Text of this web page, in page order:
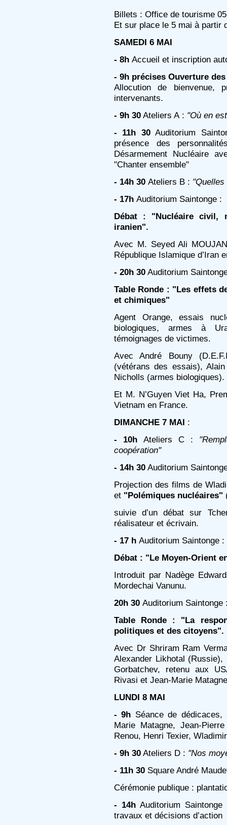
Billets : Office de tourisme
Et sur place le 5 mai à partir
SAMEDI 6 MAI
- 8h Accueil et inscription
- 9h précises Ouverture
Allocution de bienvenue,
intervenants.
- 9h 30 Ateliers A : "Où en
- 11h 30Auditorium
présence des
Désarmement Nucléaire
"Chanter ensemble"
- 14h 30 Ateliers B :
- 17h Auditorium Saintonge :
Débat : "Nucléaire civil,
iranien".
Avec M. Seyed Ali
République Islamique d’Iran
- 20h 30 Auditorium
Table Ronde : "Les effets
et chimiques"
Agent Orange, essais
biologiques, armes à
témoignages de victimes.
Avec André Bouny
(vétérans des essais),
Nicholls (armes biologiques).
Et M. N’Guyen Viet Ha,
Vietnam en France.
DIMANCHE 7 MAI :
- 10h Ateliers C :
coopération"
- 14h 30 Auditorium
Projection des films de
et "Polémiques nucléaires"
suivie d’un débat sur
réalisateur et écrivain.
- 17 h Auditorium Saintonge :
Débat : "Le Moyen-Orient
Introduit par Nadège
Mordechai Vanunu.
20h 30 Auditorium Saintonge
Table Ronde : "La
politiques et des citoyens".
Avec Dr Shriram Ram
Alexander Likhotal
Gorbatchev, retenu aux
Rivasi et Jean-Marie
LUNDI 8 MAI
- 9h Séance de
Marie Matagne, Jean-
Renou, Henri Texier,
- 9h 30 Ateliers D : "Nos
- 11h 30 Square André
Cérémonie publique :
- 14h Auditorium
travaux et décisions d’action